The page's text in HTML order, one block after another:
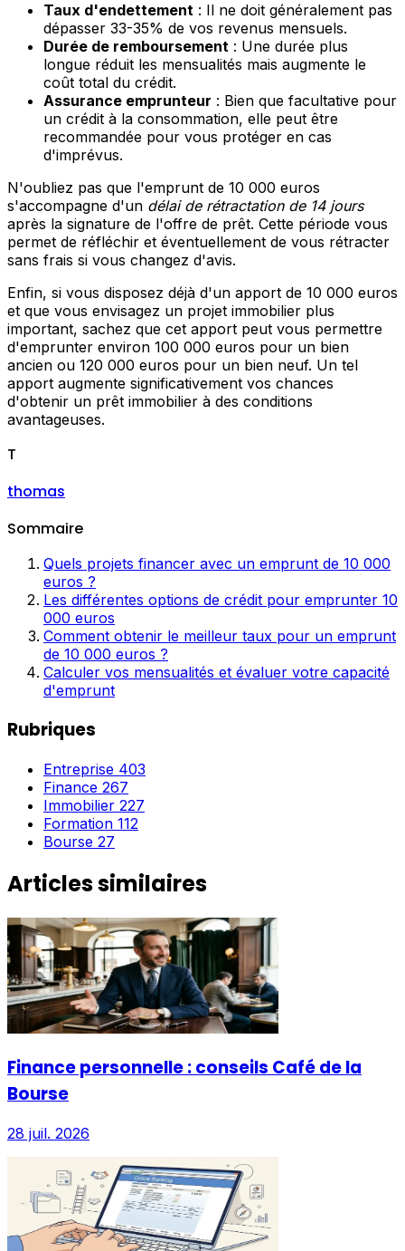
Taux d'endettement : Il ne doit généralement pas
dépasser 33-35% de vos revenus mensuels.
Durée de remboursement : Une durée plus
longue réduit les mensualités mais augmente le
coût total du crédit.
Assurance emprunteur : Bien que facultative pour
un crédit à la consommation, elle peut être
recommandée pour vous protéger en cas
d'imprévus.
N'oubliez pas que l'emprunt de 10 000 euros
s'accompagne d'un délai de rétractation de 14 jours
après la signature de l'offre de prêt. Cette période vous
permet de réfléchir et éventuellement de vous rétracter
sans frais si vous changez d'avis.
Enfin, si vous disposez déjà d'un apport de 10 000 euros
et que vous envisagez un projet immobilier plus
important, sachez que cet apport peut vous permettre
d'emprunter environ 100 000 euros pour un bien
ancien ou 120 000 euros pour un bien neuf. Un tel
apport augmente significativement vos chances
d'obtenir un prêt immobilier à des conditions
avantageuses.
T
thomas
Sommaire
Quels projets financer avec un emprunt de 10 000
euros ?
Les différentes options de crédit pour emprunter 10
000 euros
Comment obtenir le meilleur taux pour un emprunt
de 10 000 euros ?
Calculer vos mensualités et évaluer votre capacité
d'emprunt
Rubriques
Entreprise 403
Finance 267
Immobilier 227
Formation 112
Bourse 27
Articles similaires
Finance personnelle : conseils Café de la
Bourse
28 juil. 2026